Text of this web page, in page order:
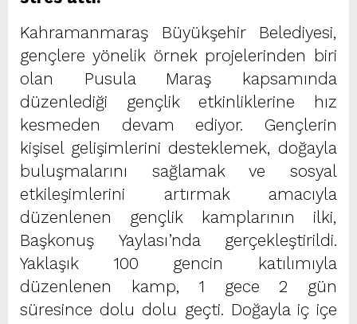
Kahramanmaraş Büyükşehir Belediyesi,
gençlere yönelik örnek projelerinden biri
olan Pusula Maraş kapsamında
düzenlediği gençlik etkinliklerine hız
kesmeden devam ediyor. Gençlerin
kişisel gelişimlerini desteklemek, doğayla
buluşmalarını sağlamak ve sosyal
etkileşimlerini artırmak amacıyla
düzenlenen gençlik kamplarının ilki,
Başkonuş Yaylası’nda gerçekleştirildi.
Yaklaşık 100 gencin katılımıyla
düzenlenen kamp, 1 gece 2 gün
süresince dolu dolu geçti. Doğayla iç içe